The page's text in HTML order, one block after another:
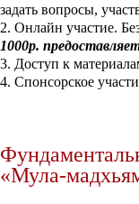
задать вопросы,
2. Онлайн участие.
1000р.
3. Доступ к
4. Спонсорское
«Мула-